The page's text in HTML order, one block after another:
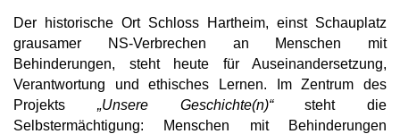
Der historische Ort Schloss Hartheim, einst Schauplatz
grausamer NS-Verbrechen an Menschen mit
Behinderungen, steht heute für Auseinandersetzung,
Verantwortung und ethisches Lernen. Im Zentrum des
Projekts „Unsere Geschichte(n)“steht die
Selbstermächtigung: Menschen mit Behinderungen